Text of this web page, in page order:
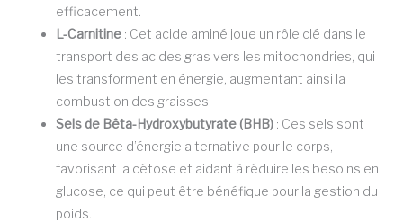
efficacement.
L-Carnitine : Cet acide aminé joue un rôle clé dans le
transport des acides gras vers les mitochondries, qui
les transforment en énergie, augmentant ainsi la
combustion des graisses.
Sels de Bêta-Hydroxybutyrate (BHB) : Ces sels sont
une source d’énergie alternative pour le corps,
favorisant la cétose et aidant à réduire les besoins en
glucose, ce qui peut être bénéfique pour la gestion du
poids.